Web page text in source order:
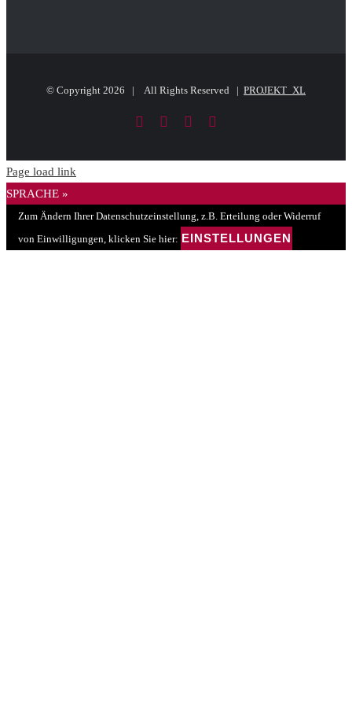
© Copyright 2026 | All Rights Reserved | PROJEKT_XL
FacebookLinkedIn
PayPal
Page load link
SPRACHE »
Zum Ändern Ihrer Datenschutzeinstellung, z.B. Erteilung oder Widerruf
von Einwilligungen, klicken Sie hier: EINSTELLUNGEN